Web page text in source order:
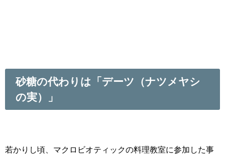
砂糖の代わりは「デーツ（ナツメヤシ
の実）」
若かりし頃、マクロビオティックの料理教室に参加した事